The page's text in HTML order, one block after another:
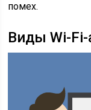
помех.
Виды Wi-Fi-